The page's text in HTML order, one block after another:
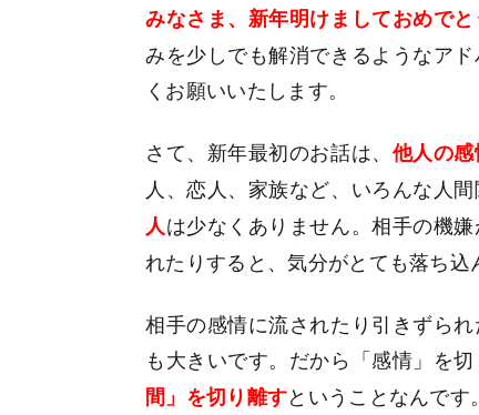
みなさま、新年明けましておめでと
みを少しでも解消できるようなア
くお願いいたします。
さて、新年最初のお話は、 他人の
人、恋人、家族など、いろんな人間
人は少なくありません。相手の機
れたりすると、気分がとても落ち
相手の感情に流されたり引きずら
も大きいです。だから「感情」を
間」を切り離すということなんです。